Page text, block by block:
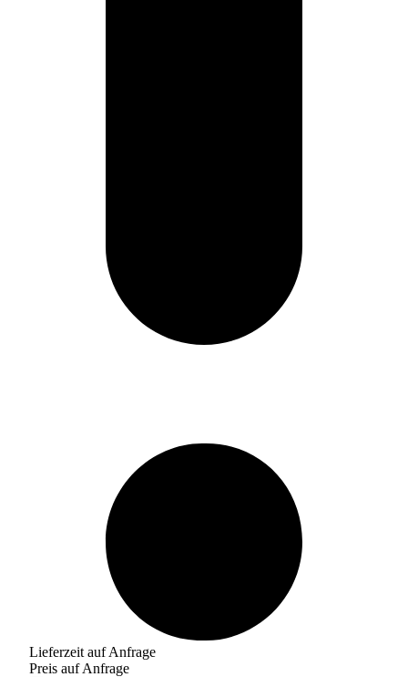
Lieferzeit auf Anfrage
Preis auf Anfrage